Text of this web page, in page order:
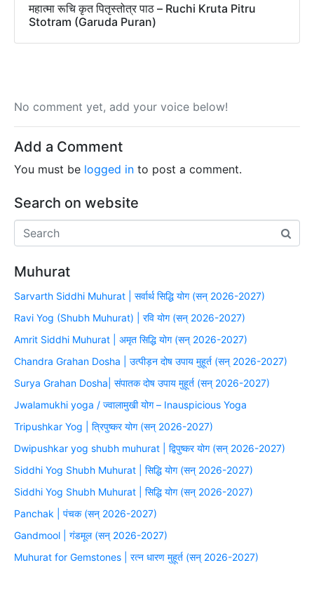
महात्मा रूचि कृत पितृस्तोत्र पाठ – Ruchi Kruta Pitru
Stotram (Garuda Puran)
No comment yet, add your voice below!
Add a Comment
You must be logged in to post a comment.
Search on website
Muhurat
Sarvarth Siddhi Muhurat | सर्वार्थ सिद्धि योग (सन् 2026-2027)
Ravi Yog (Shubh Muhurat) | रवि योग (सन् 2026-2027)
Amrit Siddhi Muhurat | अमृत सिद्धि योग (सन् 2026-2027)
Chandra Grahan Dosha | उत्पीड़न दोष उपाय मुहूर्त (सन् 2026-2027)
Surya Grahan Dosha| संपातक दोष उपाय मुहूर्त (सन् 2026-2027)
Jwalamukhi yoga / ज्वालामुखी योग – Inauspicious Yoga
Tripushkar Yog | त्रिपुष्कर योग (सन् 2026-2027)
Dwipushkar yog shubh muhurat | द्विपुष्कर योग (सन् 2026-2027)
Siddhi Yog Shubh Muhurat | सिद्धि योग (सन् 2026-2027)
Siddhi Yog Shubh Muhurat | सिद्धि योग (सन् 2026-2027)
Panchak | पंचक (सन् 2026-2027)
Gandmool | गंडमूल (सन् 2026-2027)
Muhurat for Gemstones | रत्न धारण मुहूर्त (सन् 2026-2027)